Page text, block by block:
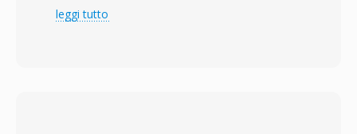
che hanno successivamente influenzato
leggi tutto